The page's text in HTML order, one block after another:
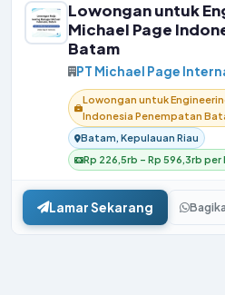
Lowongan untuk
Michael Page
Batam
PT Michael Page
Lowongan untuk
Indonesia Penempatan
Batam, Kepulauan Riau
Rp 226,5rb – Rp 596,3rb per
Lamar Sekarang